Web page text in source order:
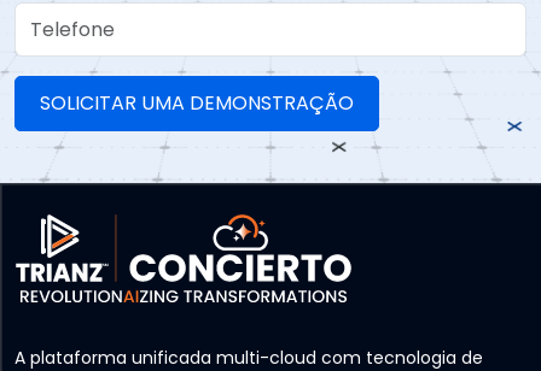
Telefone
A plataforma unificada multi-cloud com tecnologia de